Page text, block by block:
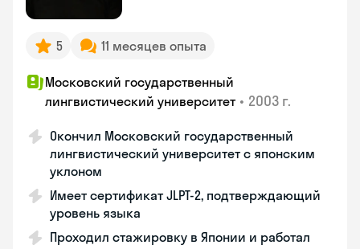
5 11 месяцев опыта
Московский государственный
лингвистический университет • 2003 г.
Окончил Московский государственный
лингвистический университет с японским
уклоном
Имеет сертификат JLPT-2, подтверждающий
уровень языка
Проходил стажировку в Японии и работал